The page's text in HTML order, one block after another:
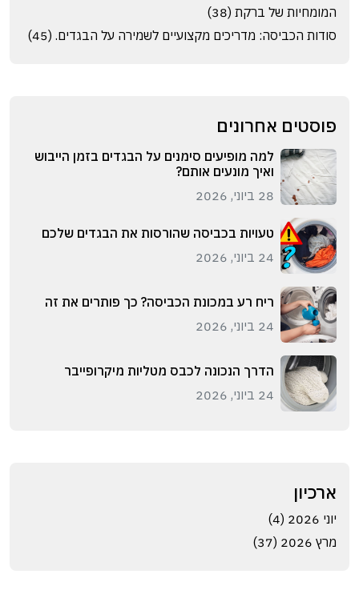
המומחיות של ברקת (38)
סודות הכביסה: מדריכים מקצועיים לשמירה על הבגדים. (45)
פוסטים אחרונים
למה מופיעים סימנים על הבגדים בזמן הייבוש
ואיך מונעים אותם?
28 ביוני, 2026
טעויות בכביסה שהורסות את הבגדים שלכם
24 ביוני, 2026
ריח רע במכונת הכביסה? כך פותרים את זה
24 ביוני, 2026
הדרך הנכונה לכבס מטליות מיקרופייבר
24 ביוני, 2026
ארכיון
יוני 2026 (4)
מרץ 2026 (37)